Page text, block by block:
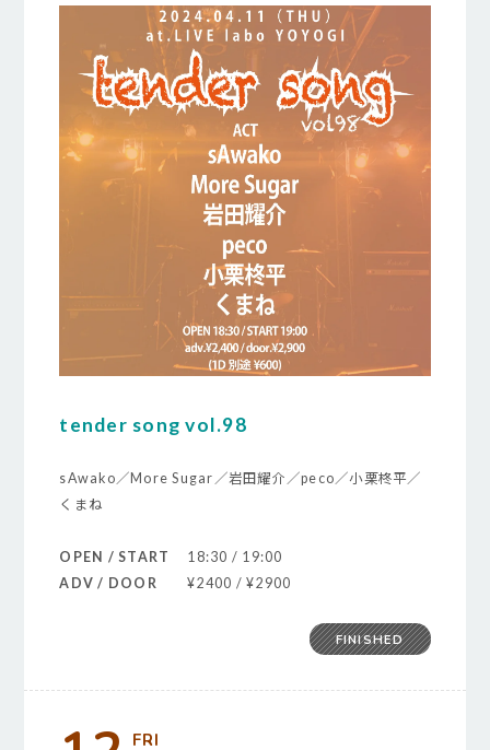
tender song vol.98
sAwako／More Sugar／岩田耀介／peco／小栗柊平／
くまね
OPEN / START
18:30 / 19:00
ADV / DOOR
¥2400 / ¥2900
FINISHED
FRI